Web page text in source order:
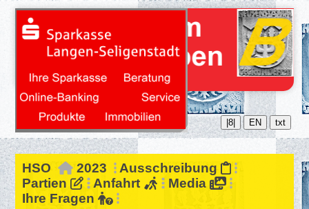
|8| EN txt
HSO 2023
Ausschreibung
Partien
Anfahrt
Media
Ihre Fragen